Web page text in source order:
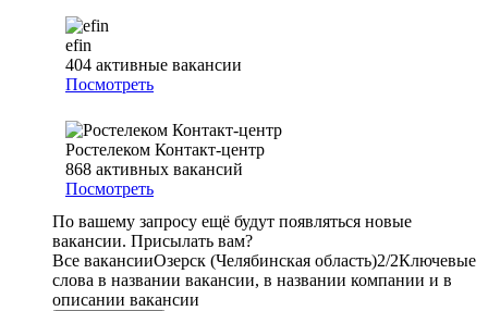
efin
404 активные вакансии
Посмотреть
Ростелеком Контакт-центр
868 активных вакансий
Посмотреть
По вашему запросу ещё будут появляться новые
вакансии. Присылать вам?
Все вакансииОзерск (Челябинская область)2/2Ключевые
слова в названии вакансии, в названии компании и в
описании вакансии